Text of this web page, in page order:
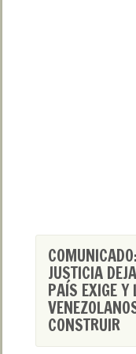
JUSTICIA
PAÍS EXIGE Y
CONSTRUIR